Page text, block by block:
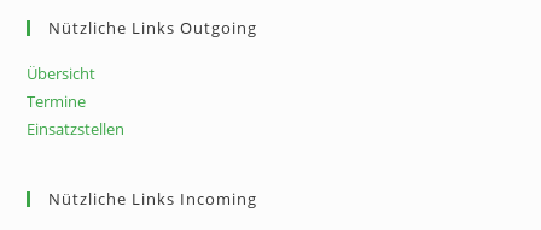
Nützliche Links Outgoing
Übersicht
Termine
Einsatzstellen
Nützliche Links Incoming